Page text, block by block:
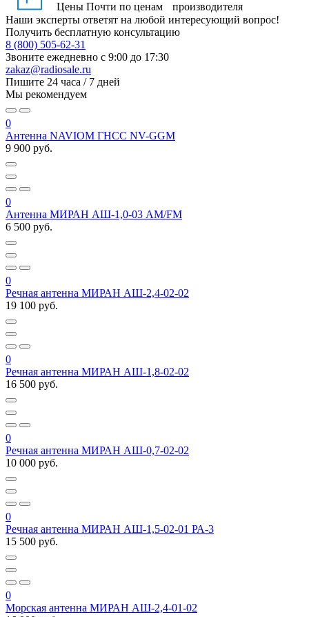
Цены Почти по ценам производителя
Наши эксперты ответят на любой интересующий вопрос!
Получить бесплатную консультацию
8 (800) 505-62-31
Звоните ежедневно с 9:00 до 17:30
zakaz@radiosale.ru
Пишите 24 часа / 7 дней
Мы рекомендуем
0
Антенна NAVIOM ГНСС NV-GGM
9 900 руб.
0
Антенна МИРАН АШ-1,0-03 AM/FM
6 500 руб.
0
Речная антенна МИРАН АШ-2,4-02-02
19 100 руб.
0
Речная антенна МИРАН АШ-1,8-02-02
16 500 руб.
0
Речная антенна МИРАН АШ-0,7-02-02
10 000 руб.
0
Речная антенна МИРАН АШ-1,5-02-01 РА-3
15 500 руб.
0
Морская антенна МИРАН АШ-2,4-01-02